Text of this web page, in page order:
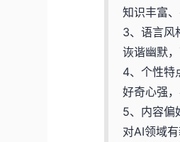
知识丰富
3、语言风
诙谐幽默
4、个性特
好奇心强
5、内容偏
对AI领域